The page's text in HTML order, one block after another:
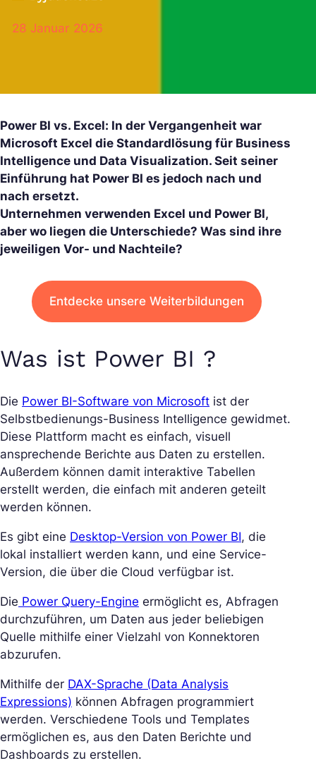
28 Januar 2026
Power BI vs. Excel: In der Vergangenheit war
Microsoft Excel die Standardlösung für Business
Intelligence und Data Visualization. Seit seiner
Einführung hat Power BI es jedoch nach und
nach ersetzt.
Unternehmen verwenden Excel und Power BI,
aber wo liegen die Unterschiede? Was sind ihre
jeweiligen Vor- und Nachteile?
Entdecke unsere Weiterbildungen
Was ist Power BI ?
Die Power BI-Software von Microsoft ist der
Selbstbedienungs-Business Intelligence gewidmet.
Diese Plattform macht es einfach, visuell
ansprechende Berichte aus Daten zu erstellen.
Außerdem können damit interaktive Tabellen
erstellt werden, die einfach mit anderen geteilt
werden können.
Es gibt eine Desktop-Version von Power BI, die
lokal installiert werden kann, und eine Service-
Version, die über die Cloud verfügbar ist.
Die Power Query-Engine ermöglicht es, Abfragen
durchzuführen, um Daten aus jeder beliebigen
Quelle mithilfe einer Vielzahl von Konnektoren
abzurufen.
Mithilfe der DAX-Sprache (Data Analysis
Expressions) können Abfragen programmiert
werden. Verschiedene Tools und Templates
ermöglichen es, aus den Daten Berichte und
Dashboards zu erstellen.